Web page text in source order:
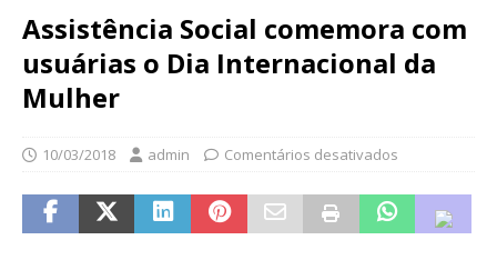
Assistência Social comemora com
usuárias o Dia Internacional da
Mulher
10/03/2018 admin Comentários desativados